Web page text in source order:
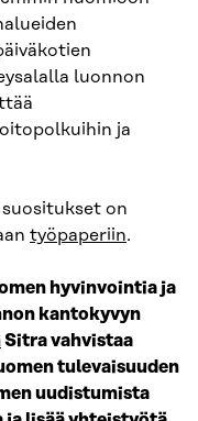
luonnon
ja
on
työpaperiin.
hyvinvointia ja
kantokyvyn
Sitra vahvistaa
tulevaisuuden
uudistumista